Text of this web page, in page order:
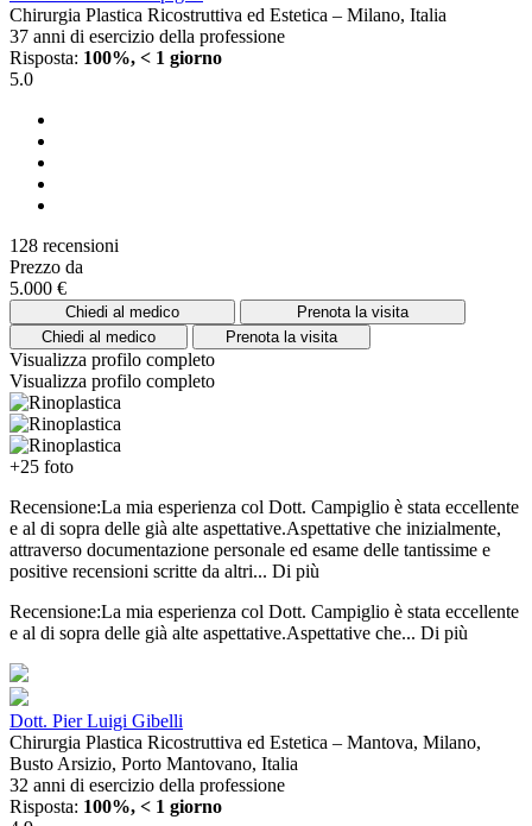
Chirurgia Plastica Ricostruttiva ed Estetica – Milano, Italia
37 anni di esercizio della professione
Risposta: 100%, < 1 giorno
5.0
128 recensioni
Prezzo da
5.000 €
Chiedi al medico
Prenota la visita
Chiedi al medico
Prenota la visita
Visualizza profilo completo
Visualizza profilo completo
+25 foto
Recensione:La mia esperienza col Dott. Campiglio è stata eccellente
e al di sopra delle già alte aspettative.Aspettative che inizialmente,
attraverso documentazione personale ed esame delle tantissime e
positive recensioni scritte da altri... Di più
Recensione:La mia esperienza col Dott. Campiglio è stata eccellente
e al di sopra delle già alte aspettative.Aspettative che... Di più
Dott. Pier Luigi Gibelli
Chirurgia Plastica Ricostruttiva ed Estetica – Mantova, Milano,
Busto Arsizio, Porto Mantovano, Italia
32 anni di esercizio della professione
Risposta: 100%, < 1 giorno